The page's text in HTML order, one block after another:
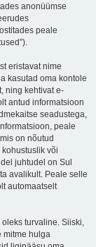
anonüümse
peale
eristavat nime
kasutad oma kontole
ning kehtivat e-
antud informatsioon
seadustega,
peale
on nõutud
kohustuslik või
juhtudel on Sul
avalikult. Peale selle
automaatselt
turvaline. Siiski,
mitme hulga